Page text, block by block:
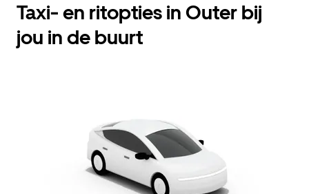
Taxi- en ritopties in Outer bij
jou in de buurt